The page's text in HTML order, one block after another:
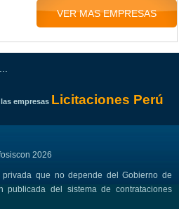
VER MAS EMPRESAS
empresas Licitaciones Perú
2026
privada que no depende del Gobierno de
publicada del sistema de contrataciones